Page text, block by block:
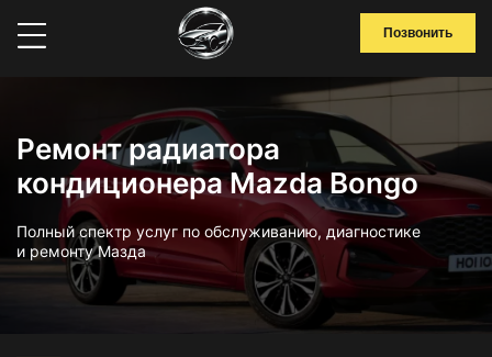
Позвонить
Ремонт радиатора
кондиционера Mazda Bongo
Полный спектр услуг по обслуживанию, диагностике
и ремонту Мазда